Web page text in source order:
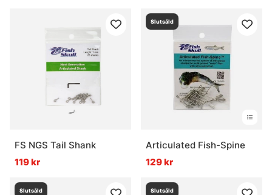
FS NGS Tail Shank
119 kr
Slutsåld
Articulated Fish-Spine
129 kr
Slutsåld Slutsåld